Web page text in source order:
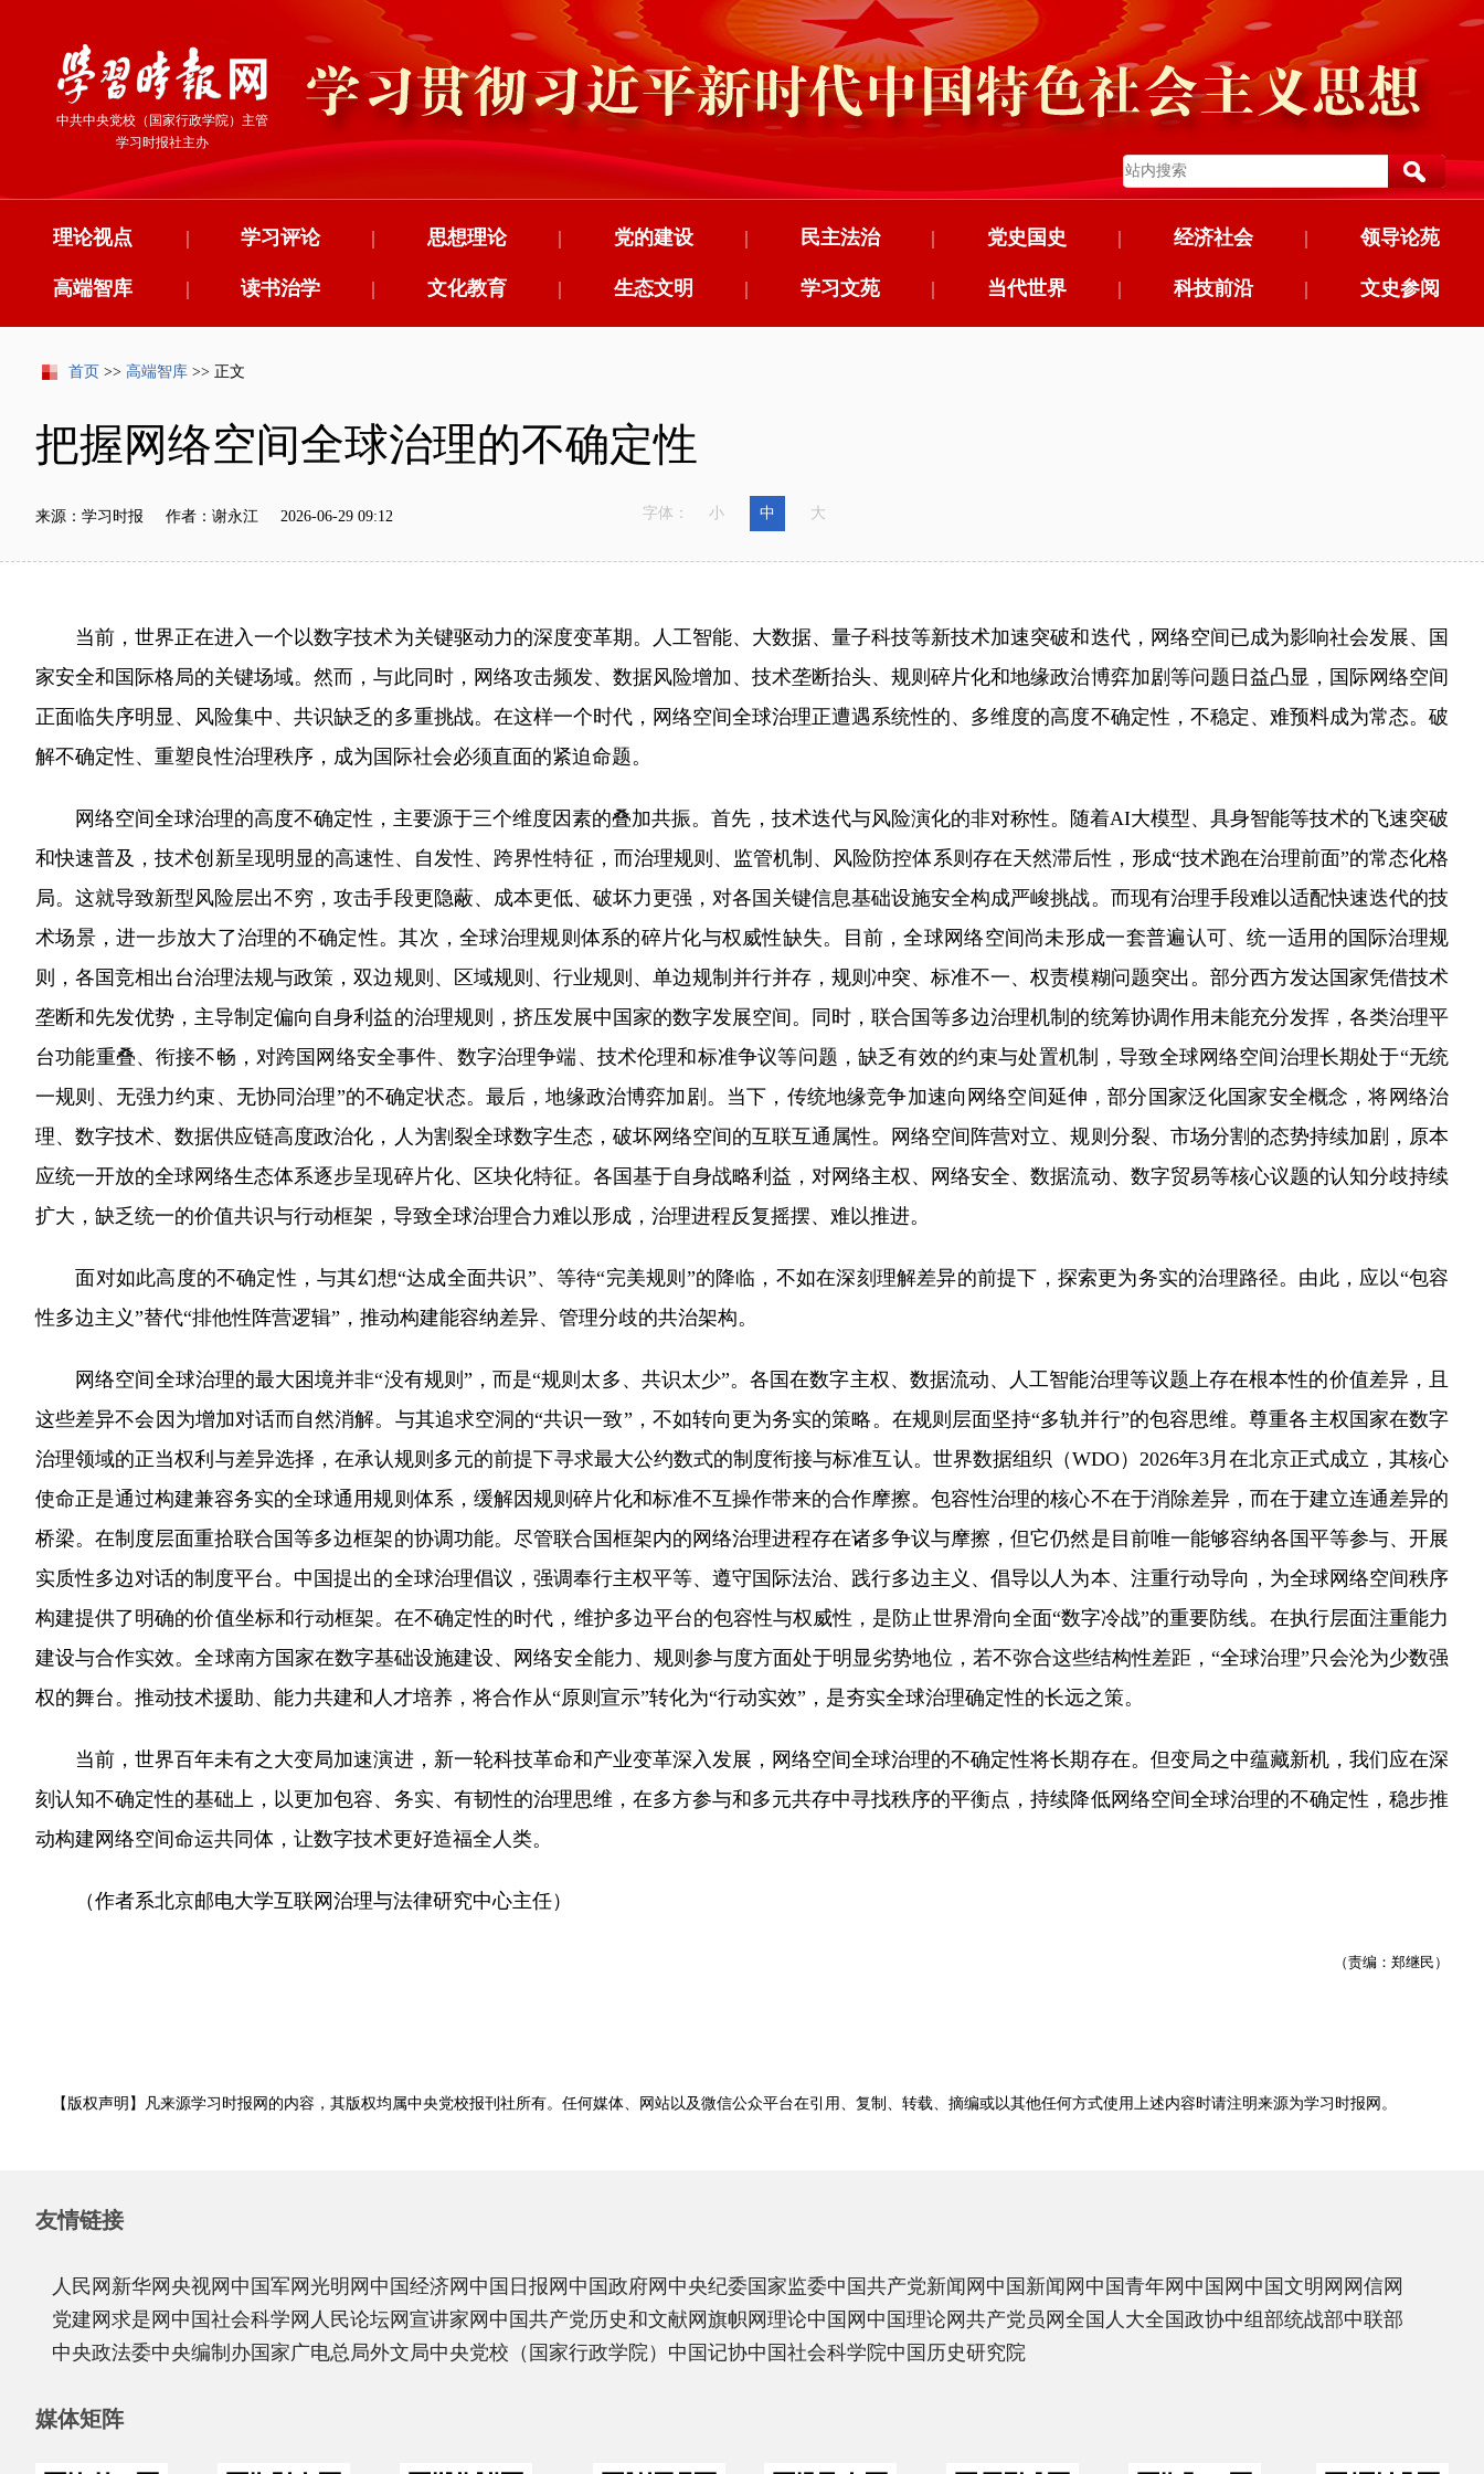
中共中央党校（国家行政学院）主管
学习时报社主办
理论视点 学习评论
| 思想理论
| 党的建设
| 民主法治
| 党史国史
| 经济社会
| 领导论苑
|
高端智库 读书治学
| 文化教育
| 生态文明
| 学习文苑
| 当代世界
| 科技前沿
| 文史参阅
|
首页 >> 高端智库 >> 正文
把握网络空间全球治理的不确定性
来源：学习时报 作者：谢永江 2026-06-29 09:12 字体： 小 中 大
当前，世界正在进入一个以数字技术为关键驱动力的深度变革期。人工智能、大数据、量子科技等新技术加速突破和迭代，网络空间已成为影响社会发展、国
家安全和国际格局的关键场域。然而，与此同时，网络攻击频发、数据风险增加、技术垄断抬头、规则碎片化和地缘政治博弈加剧等问题日益凸显，国际网络空间
正面临失序明显、风险集中、共识缺乏的多重挑战。在这样一个时代，网络空间全球治理正遭遇系统性的、多维度的高度不确定性，不稳定、难预料成为常态。破
解不确定性、重塑良性治理秩序，成为国际社会必须直面的紧迫命题。
网络空间全球治理的高度不确定性，主要源于三个维度因素的叠加共振。首先，技术迭代与风险演化的非对称性。随着AI大模型、具身智能等技术的飞速突破
和快速普及，技术创新呈现明显的高速性、自发性、跨界性特征，而治理规则、监管机制、风险防控体系则存在天然滞后性，形成“技术跑在治理前面”的常态化格
局。这就导致新型风险层出不穷，攻击手段更隐蔽、成本更低、破坏力更强，对各国关键信息基础设施安全构成严峻挑战。而现有治理手段难以适配快速迭代的技
术场景，进一步放大了治理的不确定性。其次，全球治理规则体系的碎片化与权威性缺失。目前，全球网络空间尚未形成一套普遍认可、统一适用的国际治理规
则，各国竞相出台治理法规与政策，双边规则、区域规则、行业规则、单边规制并行并存，规则冲突、标准不一、权责模糊问题突出。部分西方发达国家凭借技术
垄断和先发优势，主导制定偏向自身利益的治理规则，挤压发展中国家的数字发展空间。同时，联合国等多边治理机制的统筹协调作用未能充分发挥，各类治理平
台功能重叠、衔接不畅，对跨国网络安全事件、数字治理争端、技术伦理和标准争议等问题，缺乏有效的约束与处置机制，导致全球网络空间治理长期处于“无统
一规则、无强力约束、无协同治理”的不确定状态。最后，地缘政治博弈加剧。当下，传统地缘竞争加速向网络空间延伸，部分国家泛化国家安全概念，将网络治
理、数字技术、数据供应链高度政治化，人为割裂全球数字生态，破坏网络空间的互联互通属性。网络空间阵营对立、规则分裂、市场分割的态势持续加剧，原本
应统一开放的全球网络生态体系逐步呈现碎片化、区块化特征。各国基于自身战略利益，对网络主权、网络安全、数据流动、数字贸易等核心议题的认知分歧持续
扩大，缺乏统一的价值共识与行动框架，导致全球治理合力难以形成，治理进程反复摇摆、难以推进。
面对如此高度的不确定性，与其幻想“达成全面共识”、等待“完美规则”的降临，不如在深刻理解差异的前提下，探索更为务实的治理路径。由此，应以“包容
性多边主义”替代“排他性阵营逻辑”，推动构建能容纳差异、管理分歧的共治架构。
网络空间全球治理的最大困境并非“没有规则”，而是“规则太多、共识太少”。各国在数字主权、数据流动、人工智能治理等议题上存在根本性的价值差异，且
这些差异不会因为增加对话而自然消解。与其追求空洞的“共识一致”，不如转向更为务实的策略。在规则层面坚持“多轨并行”的包容思维。尊重各主权国家在数字
治理领域的正当权利与差异选择，在承认规则多元的前提下寻求最大公约数式的制度衔接与标准互认。世界数据组织（WDO）2026年3月在北京正式成立，其核心
使命正是通过构建兼容务实的全球通用规则体系，缓解因规则碎片化和标准不互操作带来的合作摩擦。包容性治理的核心不在于消除差异，而在于建立连通差异的
桥梁。在制度层面重拾联合国等多边框架的协调功能。尽管联合国框架内的网络治理进程存在诸多争议与摩擦，但它仍然是目前唯一能够容纳各国平等参与、开展
实质性多边对话的制度平台。中国提出的全球治理倡议，强调奉行主权平等、遵守国际法治、践行多边主义、倡导以人为本、注重行动导向，为全球网络空间秩序
构建提供了明确的价值坐标和行动框架。在不确定性的时代，维护多边平台的包容性与权威性，是防止世界滑向全面“数字冷战”的重要防线。在执行层面注重能力
建设与合作实效。全球南方国家在数字基础设施建设、网络安全能力、规则参与度方面处于明显劣势地位，若不弥合这些结构性差距，“全球治理”只会沦为少数强
权的舞台。推动技术援助、能力共建和人才培养，将合作从“原则宣示”转化为“行动实效”，是夯实全球治理确定性的长远之策。
当前，世界百年未有之大变局加速演进，新一轮科技革命和产业变革深入发展，网络空间全球治理的不确定性将长期存在。但变局之中蕴藏新机，我们应在深
刻认知不确定性的基础上，以更加包容、务实、有韧性的治理思维，在多方参与和多元共存中寻找秩序的平衡点，持续降低网络空间全球治理的不确定性，稳步推
动构建网络空间命运共同体，让数字技术更好造福全人类。
（作者系北京邮电大学互联网治理与法律研究中心主任）
（责编：郑继民）
【版权声明】凡来源学习时报网的内容，其版权均属中央党校报刊社所有。任何媒体、网站以及微信公众平台在引用、复制、转载、摘编或以其他任何方式使用上述内容时请注明来源为学习时报网 。
友情链接
人民网 新华网 央视网 中国军网 光明网 中国经济网 中国日报网 中国政府网 中央纪委国家监委中国共产党新闻网 中国新闻网 中国青年网 中国网 中国文明网 网信网
党建网 求是网 中国社会科学网 人民论坛网 宣讲家网 中国共产党历史和文献网 旗帜网 理论中国网 中国理论网 共产党员网 全国人大全国政协中组部统战部中联部
中央政法委中央编制办国家广电总局外文局中央党校（国家行政学院） 中国记协中国社会科学院中国历史研究院
媒体矩阵